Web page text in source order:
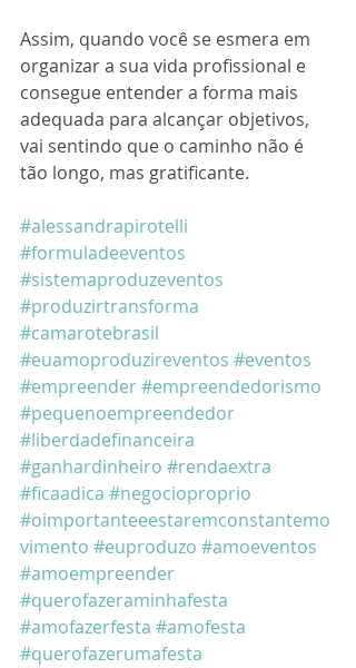
Assim, quando você se esmera em
organizar a sua vida profissional e
consegue entender a forma mais
adequada para alcançar objetivos,
vai sentindo que o caminho não é
tão longo, mas gratificante.
#alessandrapirotelli
#formuladeeventos
#sistemaproduzeventos
#produzirtransforma
#camarotebrasil
#euamoproduzireventos #eventos
#empreender#empreendedorismo
#pequenoempreendedor
#liberdadefinanceira
#ganhardinheiro #rendaextra
#ficaadica #negocioproprio
#oimportanteeestaremconstantemo
vimento #euproduzo #amoeventos
#amoempreender
#querofazeraminhafesta
#amofazerfesta #amofesta
#querofazerumafesta